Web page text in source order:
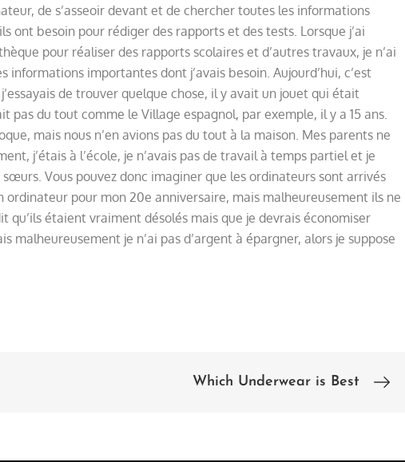
de s’asseoir devant et de chercher toutes les informations
ont besoin pour rédiger des rapports et des tests. Lorsque j’ai
pour réaliser des rapports scolaires et d’autres travaux, je n’ai
importantes dont j’avais besoin. Aujourd’hui, c’est
de trouver quelque chose, il y avait un jouet qui était
pas du tout comme le Village espagnol, par exemple, il y a 15 ans.
mais nous n’en avions pas du tout à la maison. Mes parents ne
j’étais à l’école, je n’avais pas de travail à temps partiel et je
Vous pouvez donc imaginer que les ordinateurs sont arrivés
pour mon 20e anniversaire, mais malheureusement ils ne
qu’ils étaient vraiment désolés mais que je devrais économiser
malheureusement je n’ai pas d’argent à épargner, alors je suppose
Which Underwear is Best